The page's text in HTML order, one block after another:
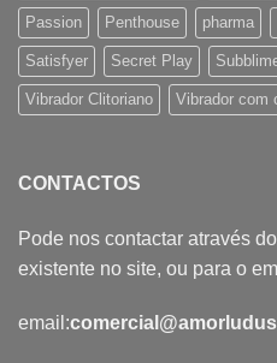
Passion Penthouse pharma
Satisfyer Secret Play
Vibrador Clitoriano Vibrador com
CONTACTOS
Pode nos contactar através
existente no site, ou para o
email: